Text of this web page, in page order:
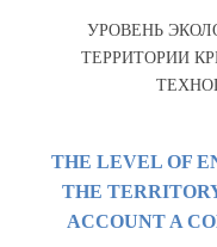
УРОВЕНЬ
ТЕРРИТОРИИ
THE LEVEL OF
THE
ACCOUNT A